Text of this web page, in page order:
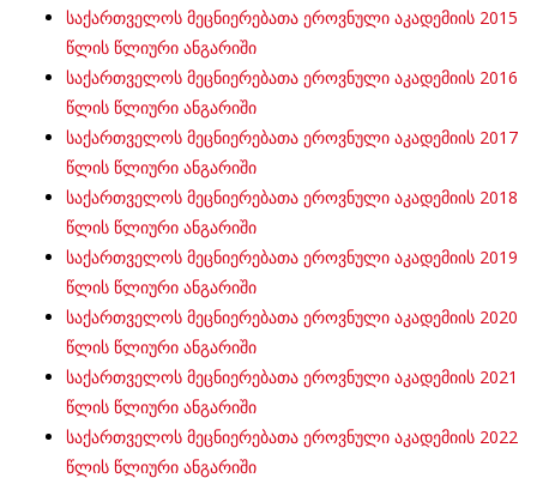
საქართველოს მეცნიერებათა ეროვნული აკადემიის 2015
წლის წლიური ანგარიში
საქართველოს მეცნიერებათა ეროვნული აკადემიის 2016
წლის წლიური ანგარიში
საქართველოს მეცნიერებათა ეროვნული აკადემიის 2017
წლის წლიური ანგარიში
საქართველოს მეცნიერებათა ეროვნული აკადემიის 2018
წლის წლიური ანგარიში
საქართველოს მეცნიერებათა ეროვნული აკადემიის 2019
წლის წლიური ანგარიში
საქართველოს მეცნიერებათა ეროვნული აკადემიის 2020
წლის წლიური ანგარიში
საქართველოს მეცნიერებათა ეროვნული აკადემიის 2021
წლის წლიური ანგარიში
საქართველოს მეცნიერებათა ეროვნული აკადემიის 2022
წლის წლიური ანგარიში